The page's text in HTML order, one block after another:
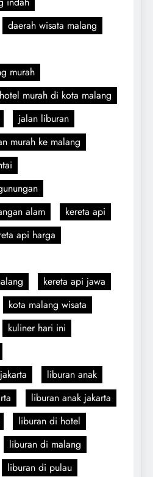
daerah wisata malang
murah
hotel murah di kota malang
jalan liburan
murah ke malang
alam
kereta api
api harga
kereta api jawa
kota malang wisata
kuliner hari ini
liburan anak
liburan anak jakarta
liburan di hotel
liburan di malang
liburan di pulau